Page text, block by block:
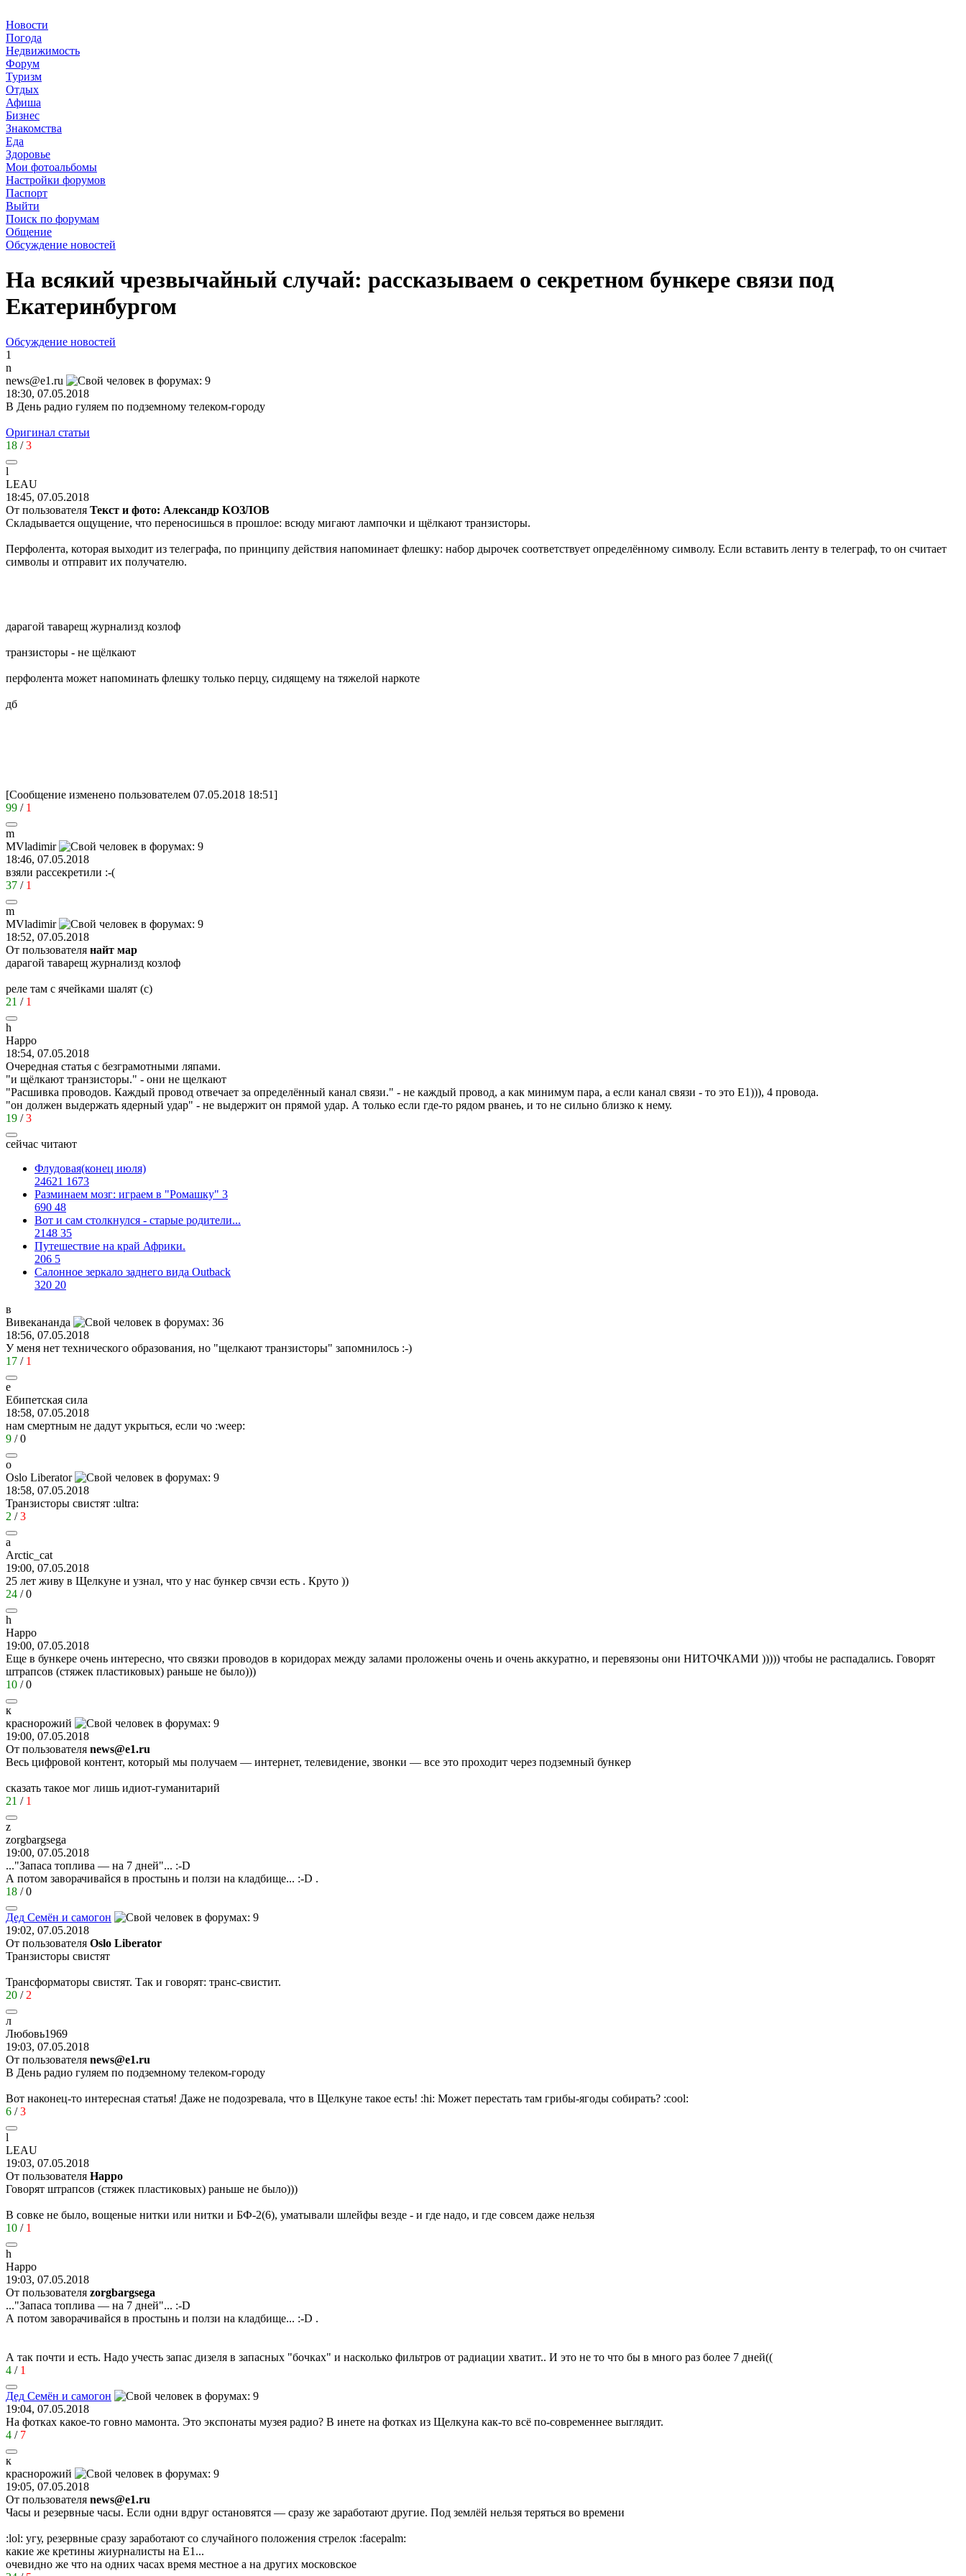
Новости
Погода
Недвижимость
Форум
Туризм
Отдых
Афиша
Бизнес
Знакомства
Еда
Здоровье
Мои фотоальбомы
Настройки форумов
Паспорт
Выйти
Поиск по форумам
Общение
Обсуждение новостей
На всякий чрезвычайный случай: рассказываем о секретном бункере связи под
Екатеринбургом
Обсуждение новостей
1
n
news@e1.ru
18:30, 07.05.2018
В День радио гуляем по подземному телеком-городу
Оригинал статьи
18 /3
l
LEAU
18:45, 07.05.2018
От пользователя Текст и фото: Александр КОЗЛОВ
Складывается ощущение, что переносишься в прошлое: всюду мигают лампочки и щёлкают транзисторы.
Перфолента, которая выходит из телеграфа, по принципу действия напоминает флешку: набор дырочек соответствует определённому символу. Если вставить ленту в телеграф, то он считает
символы и отправит их получателю.
дарагой таварещ журнализд козлоф
транзисторы - не щёлкают
перфолента может напоминать флешку только перцу, сидящему на тяжелой наркоте
дб
[Сообщение изменено пользователем 07.05.2018 18:51]
99 / 1
m
MVladimir
18:46, 07.05.2018
взяли рассекретили :-(
37 / 1
m
MVladimir
18:52, 07.05.2018
От пользователя найт мар
дарагой таварещ журнализд козлоф
реле там с ячейками шалят (с)
21 / 1
h
Happo
18:54, 07.05.2018
Очередная статья с безграмотными ляпами.
"и щёлкают транзисторы." - они не щелкают
"Расшивка проводов. Каждый провод отвечает за определённый канал связи." - не каждый провод, а как минимум пара, а если канал связи - то это Е1))), 4 провода.
"он должен выдержать ядерный удар" - не выдержит он прямой удар. А только если где-то рядом рванеь, и то не сильно близко к нему.
19 /3
сейчас читают
Флудовая(конец июля)
24621 1673
Разминаем мозг: играем в "Ромашку" 3
690 48
Вот и сам столкнулся - старые родители...
2148 35
Путешествие на край Африки.
206 5
Салонное зеркало заднего вида Outback
320 20
в
Вивекананда
18:56, 07.05.2018
У меня нет технического образования, но "щелкают транзисторы" запомнилось :-)
17 / 1
е
Ебипетская сила
18:58, 07.05.2018
нам смертным не дадут укрыться, если чо :weep:
9 /0
o
Oslo Liberator
18:58, 07.05.2018
Транзисторы свистят :ultra:
2 /3
a
Arctic_cat
19:00, 07.05.2018
25 лет живу в Щелкуне и узнал, что у нас бункер свчзи есть . Круто ))
24 /0
h
Happo
19:00, 07.05.2018
Еще в бункере очень интересно, что связки проводов в коридорах между залами проложены очень и очень аккуратно, и перевязоны они НИТОЧКАМИ ))))) чтобы не распадались. Говорят
штрапсов (стяжек пластиковых) раньше не было)))
10 /0
к
краснорожий
19:00, 07.05.2018
От пользователя news@e1.ru
Весь цифровой контент, который мы получаем — интернет, телевидение, звонки — все это проходит через подземный бункер
сказать такое мог лишь идиот-гуманитарий
21 / 1
z
zorgbargsega
19:00, 07.05.2018
..."Запаса топлива — на 7 дней"... :-D
А потом заворачивайся в простынь и ползи на кладбище... :-D .
18 /0
Дед Семён и самогон
19:02, 07.05.2018
От пользователя Oslo Liberator
Транзисторы свистят
Трансформаторы свистят. Так и говорят: транс-свистит.
20 / 2
л
Любовь1969
19:03, 07.05.2018
От пользователя news@e1.ru
В День радио гуляем по подземному телеком-городу
Вот наконец-то интересная статья! Даже не подозревала, что в Щелкуне такое есть! :hi: Может перестать там грибы-ягоды собирать? :cool:
6 /3
l
LEAU
19:03, 07.05.2018
От пользователя Happo
Говорят штрапсов (стяжек пластиковых) раньше не было)))
В совке не было, вощеные нитки или нитки и БФ-2(6), уматывали шлейфы везде - и где надо, и где совсем даже нельзя
10 / 1
h
Happo
19:03, 07.05.2018
От пользователя zorgbargsega
..."Запаса топлива — на 7 дней"... :-D
А потом заворачивайся в простынь и ползи на кладбище... :-D .
А так почти и есть. Надо учесть запас дизеля в запасных "бочках" и насколько фильтров от радиации хватит.. И это не то что бы в много раз более 7 дней((
4 / 1
Дед Семён и самогон
19:04, 07.05.2018
На фотках какое-то говно мамонта. Это экспонаты музея радио? В инете на фотках из Щелкуна как-то всё по-современнее выглядит.
4 / 7
к
краснорожий
19:05, 07.05.2018
От пользователя news@e1.ru
Часы и резервные часы. Если одни вдруг остановятся — сразу же заработают другие. Под землёй нельзя теряться во времени
:lol: угу, резервные сразу заработают со случайного положения стрелок :facepalm:
какие же кретины жиурналисты на Е1...
очевидно же что на одних часах время местное а на других московское